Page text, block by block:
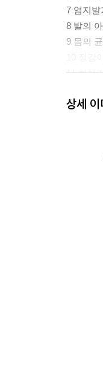
7 엄지발
8 발의
9 몸의
11 하체
13 제대
15 걷거
16 무
17 오다
18 무릎
19 자
4장 골
20 고관
21 고관
22 고관
23 골
상세 이